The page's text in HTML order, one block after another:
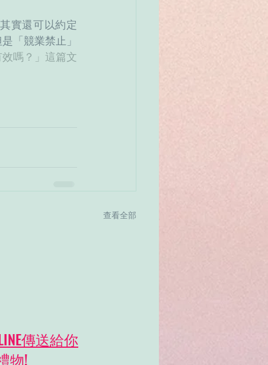
實還可以約定
「競業禁止」
效嗎？」這篇文
查看全部
傳送給你
物!